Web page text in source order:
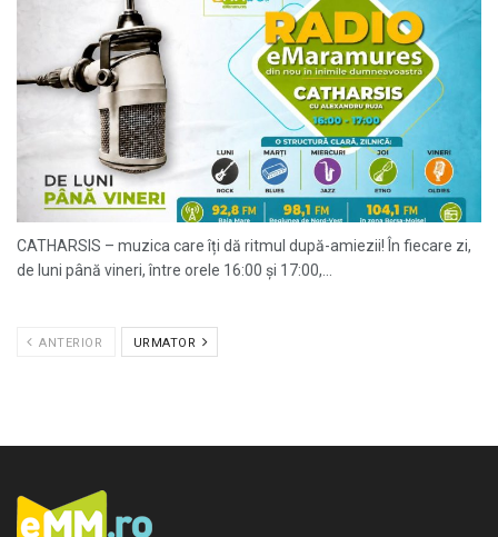
CATHARSIS – muzica care îți dă ritmul după-amiezii! În fiecare zi,
de luni până vineri, între orele 16:00 și 17:00,...
ANTERIOR URMATOR